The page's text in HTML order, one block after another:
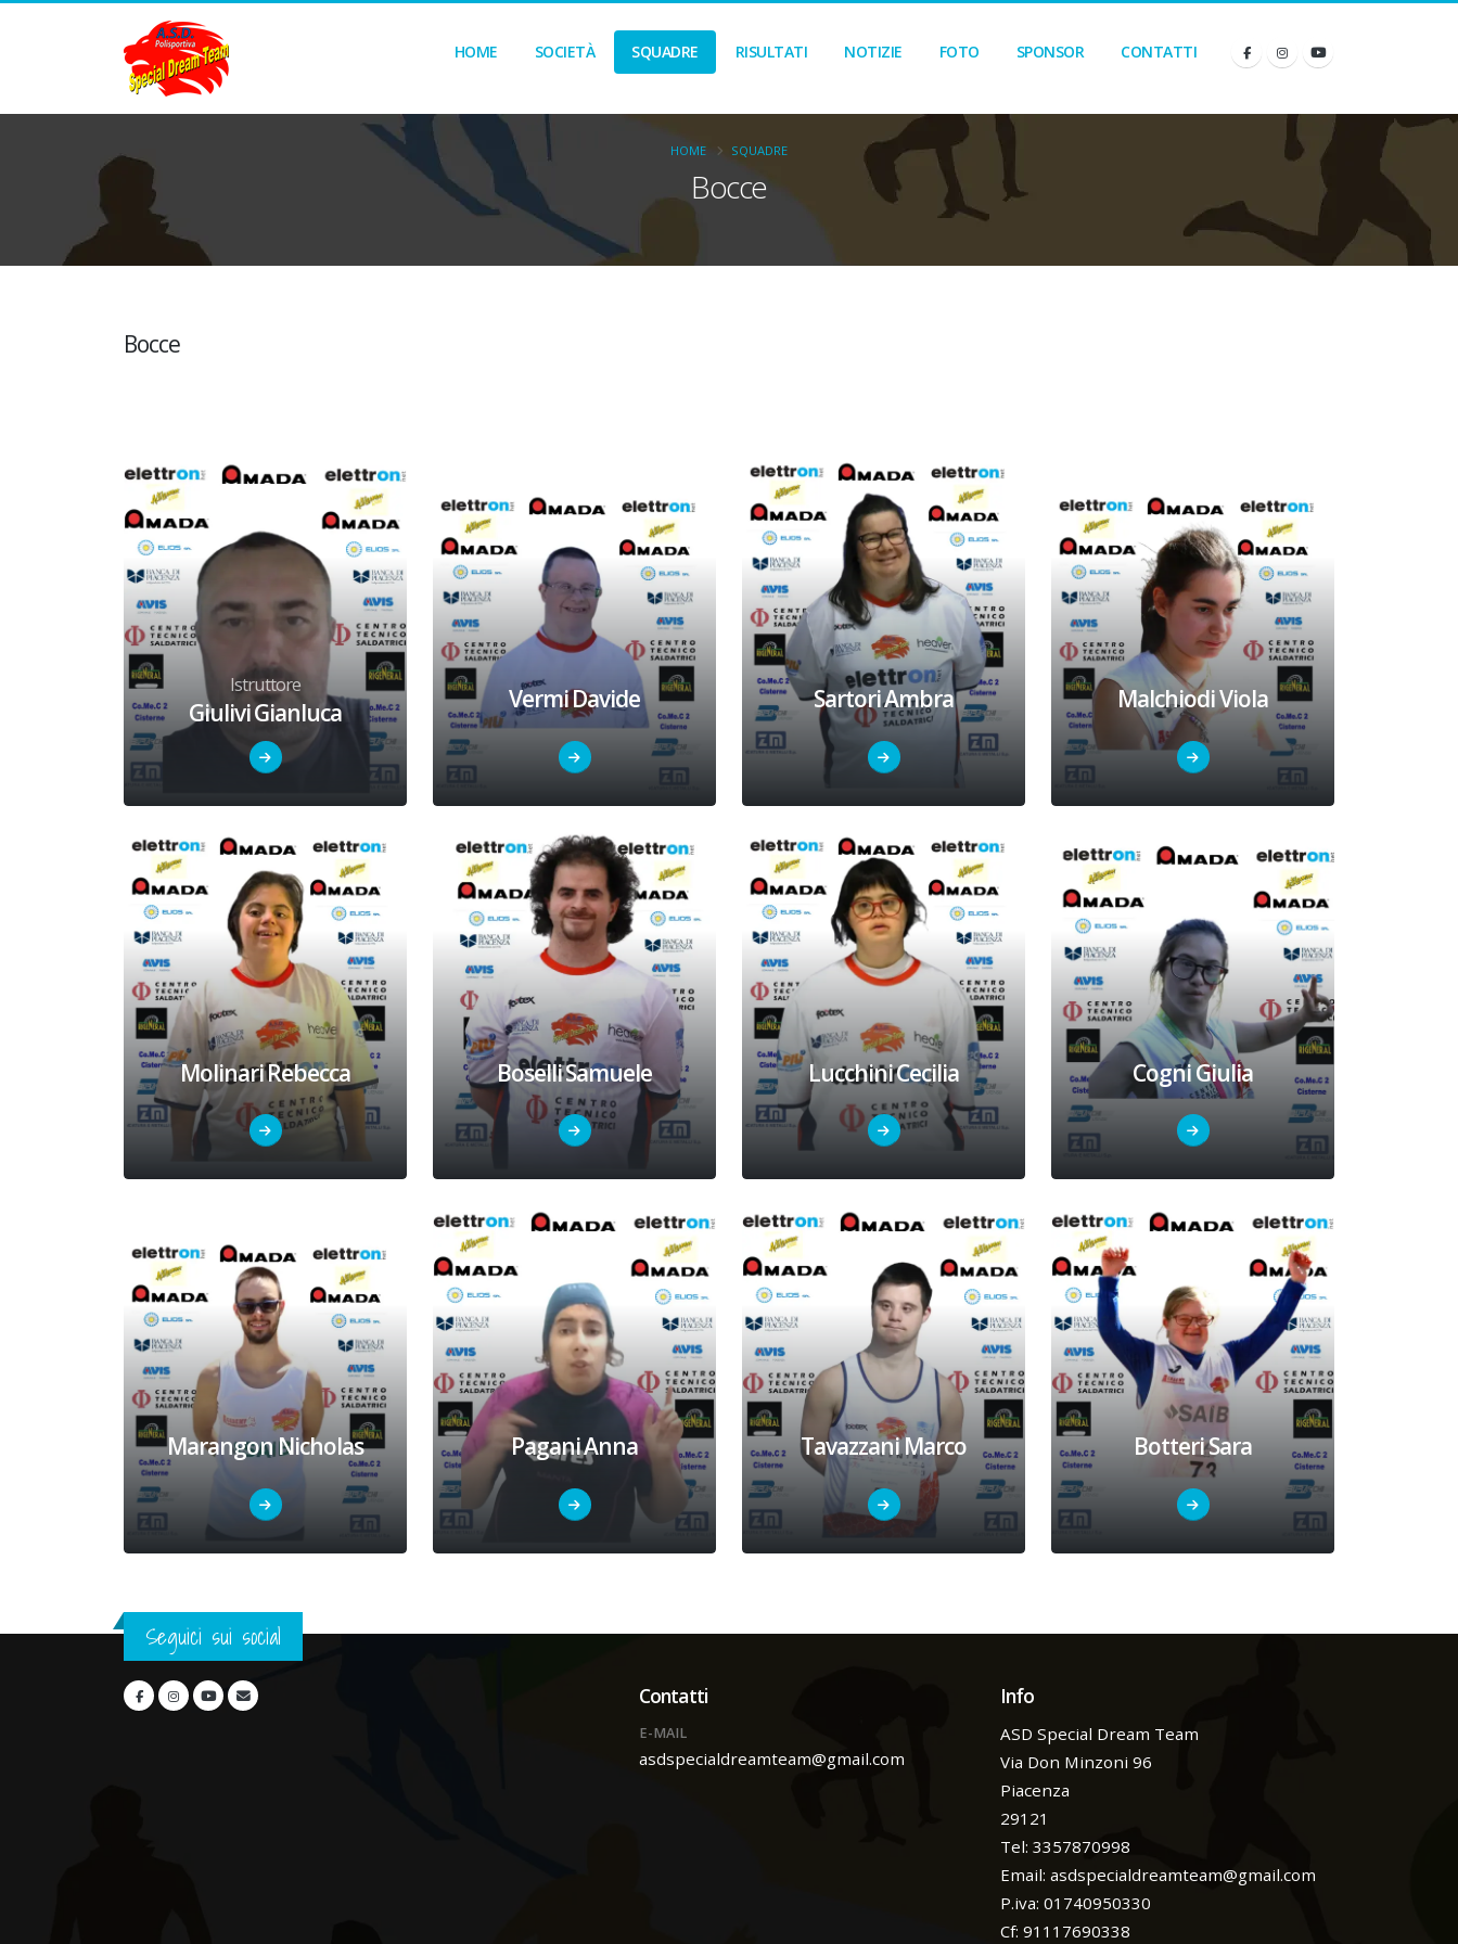
HOME SOCIETÀ SQUADRE RISULTATI NOTIZIE FOTO SPONSOR CONTATTI
Bocce
HOME SQUADRE
Bocce
Istruttore
Giulivi Gianluca Vermi Davide Sartori Ambra Malchiodi Viola
Molinari Rebecca Boselli Samuele Lucchini Cecilia Cogni Giulia
Marangon Nicholas Pagani Anna Tavazzani Marco Botteri Sara
Seguici sui social
Contatti
E-MAIL
asdspecialdreamteam@gmail.com
Info
ASD Special Dream Team
Via Don Minzoni 96
Piacenza
29121
Tel: 3357870998
Email: asdspecialdreamteam@gmail.com
P.iva: 01740950330
Cf: 91117690338